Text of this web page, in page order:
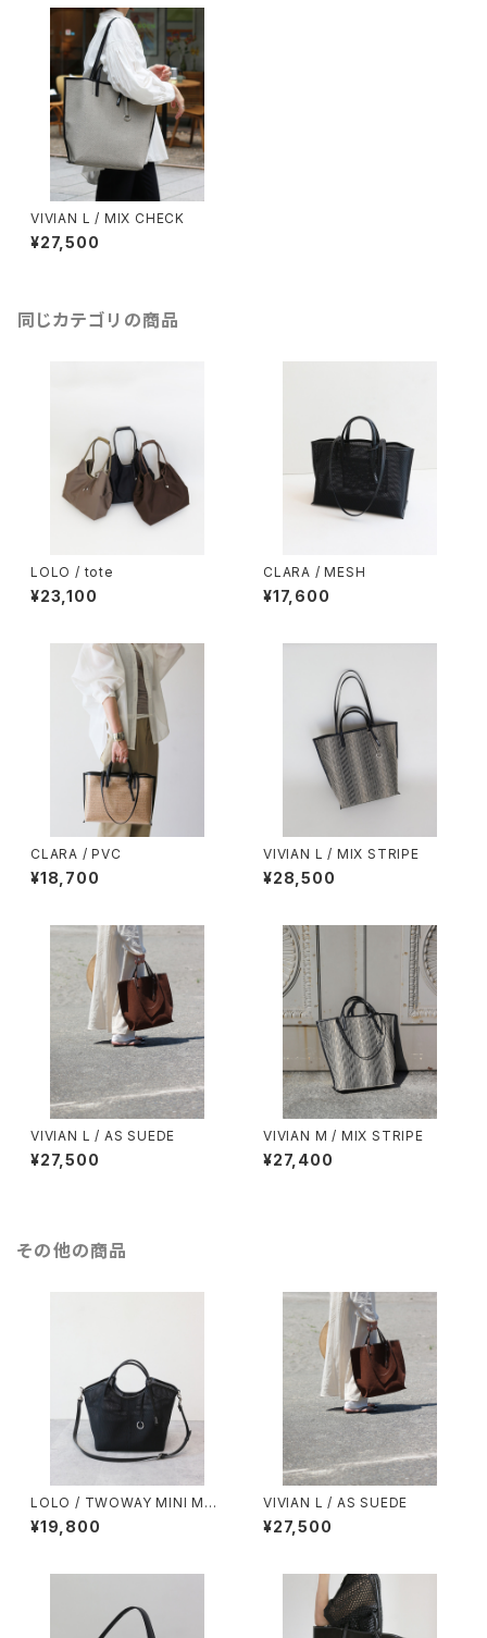
VIVIAN L / MIX CHECK
¥27,500
同じカテゴリの商品
LOLO / tote
¥23,100
CLARA / MESH
¥17,600
CLARA / PVC
¥18,700
VIVIAN L / MIX STRIPE
¥28,500
VIVIAN L / AS SUEDE
¥27,500
VIVIAN M / MIX STRIPE
¥27,400
その他の商品
LOLO / TWOWAY MINI MES
H
¥19,800
VIVIAN L / AS SUEDE
¥27,500